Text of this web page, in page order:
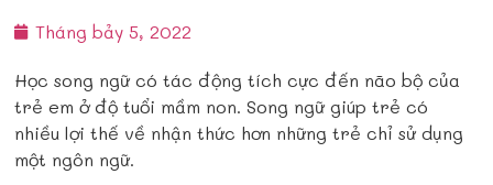
Tháng bảy 5, 2022
Học song ngữ có tác động tích cực đến não bộ của
trẻ em ở độ tuổi mầm non. Song ngữ giúp trẻ có
nhiều lợi thế về nhận thức hơn những trẻ chỉ sử dụng
một ngôn ngữ.